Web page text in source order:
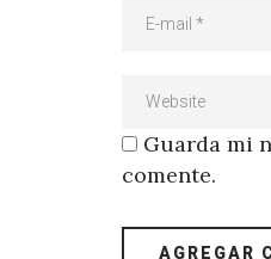
Guarda mi
comente.